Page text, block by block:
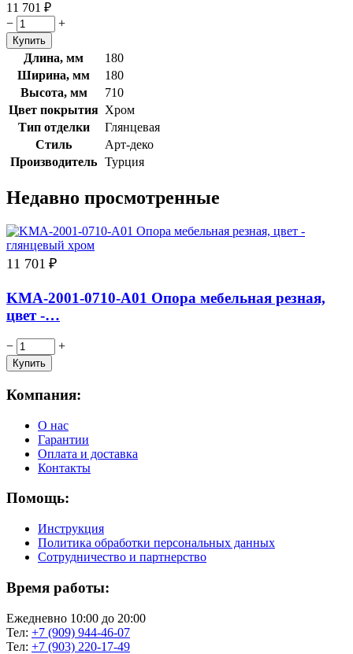
11 701 ₽
−
+
Длина, мм
180
Ширина, мм
180
Высота, мм
710
Цвет покрытия Хром
Тип отделки
Глянцевая
Стиль
Арт-деко
Производитель Турция
Недавно просмотренные
11 701 ₽
KMA-2001-0710-A01 Опора мебельная резная,
цвет -…
− +
Компания:
О нас
Гарантии
Оплата и доставка
Контакты
Помощь:
Инструкция
Политика обработки персональных данных
Сотрудничество и партнерство
Время работы:
Ежедневно 10:00 до 20:00
Тел: +7 (909) 944-46-07
Тел: +7 (903) 220-17-49